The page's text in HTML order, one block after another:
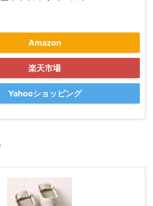
Amazon
楽天市場
Yahooショッピング